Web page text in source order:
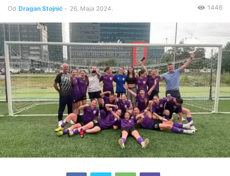
Od Dragan Stojnić - 26. Maja 2024. 1446